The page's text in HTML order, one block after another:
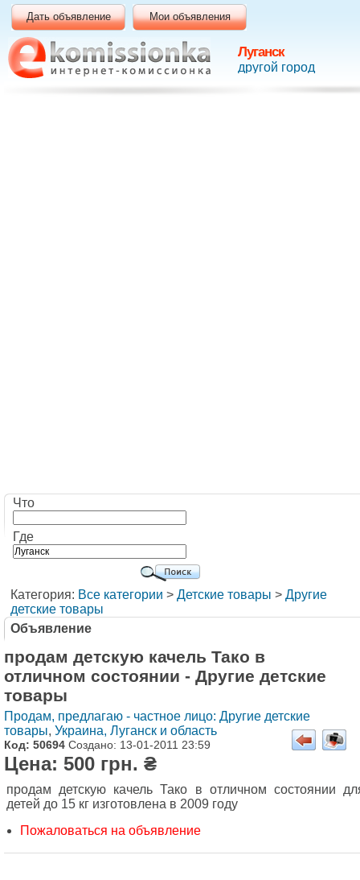
Луганск
другой город
Дать объявление Мои объявления
Что
Где
Категория: Все категории > Детские товары > Другие
детские товары
Объявление
продам детскую качель Тако в
отличном состоянии - Другие детские
товары
Продам, предлагаю - частное лицо: Другие детские
товары, Украина, Луганск и область
Код: 50694 Создано: 13-01-2011 23:59
Цена: 500 грн. ₴
продам детскую качель Тако в отличном состоянии
детей до 15 кг изготовлена в 2009 году
Пожаловаться на объявление